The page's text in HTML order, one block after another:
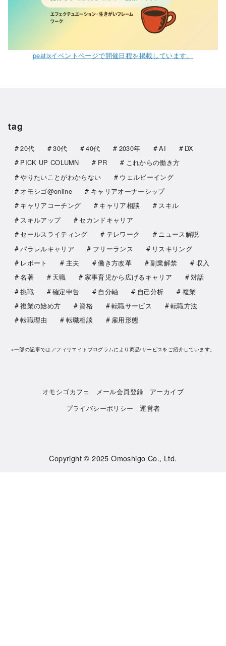
peatixイベントページで開催日程を掲載しています。
tag
20代 30代 40代 2030年 AI
DX
PICK UP COLUMN
PR
これからの働き方
やりたいことがわからない
ウェルビーイング
オモシゴ@online
キャリアオーナーシップ
キャリアコーチング
キャリア相談
スキル
スキルアップ
セカンドキャリア
セールスライティング
テレワーク
ニュース解説
パラレルキャリア
フリーランス
リスキリング
レポート
主夫 働き方改革 副業解禁
収入
名著
天職 家事育児から広げるキャリア
対話
挑戦
確定申告 自分軸 自己分析
複業
複業の始め方
資格 転職サービス
転職方法
転職理由
転職相談 雇用形態
※一部の記事ではアフィリエイトプログラムにより商品/サービスをご紹介しています。
オモシゴカフェ メール会員登録
アーカイブ
プライバシーポリシー
運営者
Copyright © 2025Omoshigo Co., Ltd.